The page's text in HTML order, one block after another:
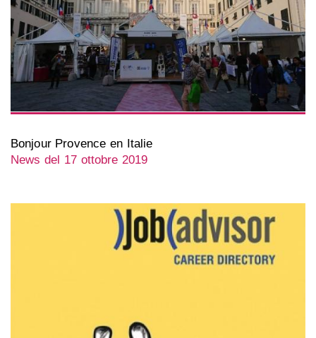
Bonjour Provence en Italie
News del 17 ottobre 2019